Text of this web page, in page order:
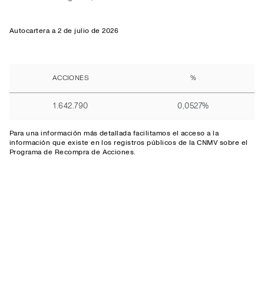
Autocartera a 2 de julio de 2026
ACCIONES %
1.642.790 0,0527%
Para una información más detallada facilitamos el accesoa la
información que existe en los registros públicos de la CNMV sobre el
Programa de Recompra de Acciones.